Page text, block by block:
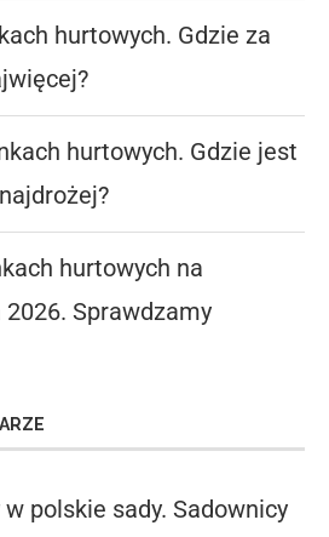
hurtowych. Gdzie za
hurtowych. Gdzie jest
hurtowych na
Sprawdzamy
w polskie sady. Sadownicy